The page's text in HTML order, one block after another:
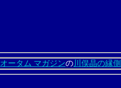
オータム マガジンの川俣晶の縁側